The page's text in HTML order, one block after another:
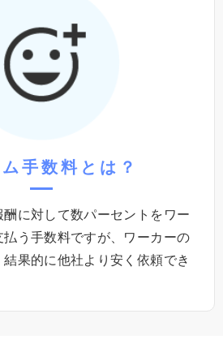
⼿数料 とは？
に対して数パーセントをワー
払う⼿数料ですが、ワーカーの
果的に他社より安く依頼でき